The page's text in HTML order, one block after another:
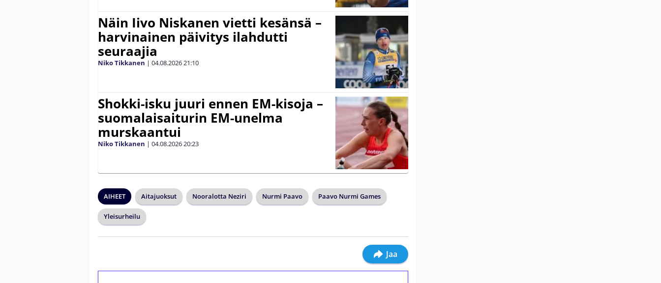
Näin Iivo Niskanen vietti kesänsä –
harvinainen päivitys ilahdutti
seuraajia
Niko Tikkanen | 04.08.202621:10
Shokki-isku juuri ennen EM-kisoja –
suomalaisaiturin EM-unelma
murskaantui
Niko Tikkanen | 04.08.202620:23
AIHEET Aitajuoksut Nooralotta Neziri Nurmi Paavo Paavo Nurmi Games
Yleisurheilu
Jaa